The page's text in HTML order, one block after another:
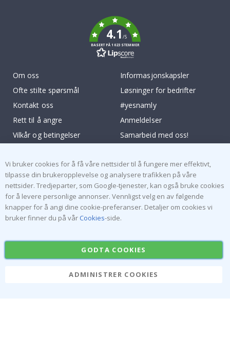
4.1/5
BASERT PÅ 1023 STEMMER
Om oss
Ofte stilte spørsmål
Kontakt oss
Rett til å angre
Vilkår og betingelser
Informasjonskapsler
Løsninger for bedrifter
#yesnamly
Anmeldelser
Samarbeid med oss!
Populære Kategorier
Navnelapper
Wallstickers
Selvklebende fliser
Plakater
Klistremerker
Kontaktplast
Vi bruker cookies for å få våre nettsider til å fungere mer effektivt,
tilpasse din brukeropplevelse og analysere trafikken på våre
nettsider. Tredjeparter, som Google-tjenester, kan også bruke cookies
for å levere personlige annonser. Vennligst velg en av følgende
knapper for å angi dine cookie-preferanser. Detaljer om cookies vi
bruker finner du på vår Cookies-side.
GODTA COOKIES
ADMINISTRER COOKIES